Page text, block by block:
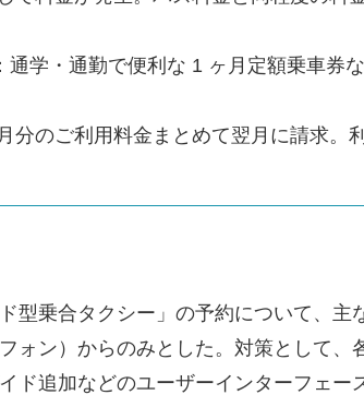
学・通勤で便利な 1 ヶ月定額乗車券
のご利用料金まとめて翌月に請求。
型乗合タクシー」の予約について、
ォン）からのみとした。対策として
ド追加などのユーザーインターフェー